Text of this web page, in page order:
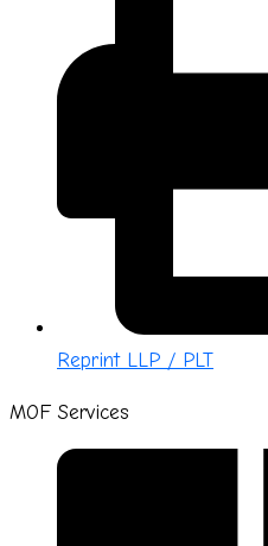
Reprint LLP / PLT
MOF Services